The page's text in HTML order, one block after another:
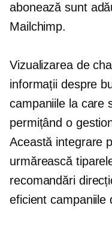
abonează sunt
Mailchimp.
Vizualizarea de
informații despre
campaniile la care
permițând o
Această integrare
urmărească
recomandări
eficient campaniile